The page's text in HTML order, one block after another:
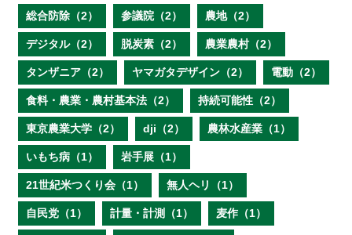
総合防除（2） 参議院（2） 農地（2）
デジタル（2） 脱炭素（2） 農業農村（2）
タンザニア（2） ヤマガタデザイン（2） 電動（2）
食料・農業・農村基本法（2） 持続可能性（2）
東京農業大学（2） dji（2） 農林水産業（1）
いもち病（1） 岩手展（1）
21世紀米つくり会（1） 無人ヘリ（1）
自民党（1） 計量・計測（1） 麦作（1）